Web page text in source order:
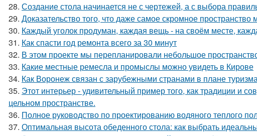
28. Создание стола начинается не с чертежей, а с выбора
29. Доказательство того, что даже самое скромное
30. Каждый уголок продуман, каждая вещь - на своём месте,
31. Как спасти год ремонта всего за 30 минут
32. В этом проекте мы перепланировали небольшое
33. Какие местные ремесла и промыслы можно увидеть в Кирове
34. Как Воронеж связан с зарубежными странами в плане
35. Этот интерьер - удивительный пример того, как традиции и
цельном пространстве.
36. Полное руководство по проектированию водяного теплого
37. Оптимальная высота обеденного стола: как выбрать